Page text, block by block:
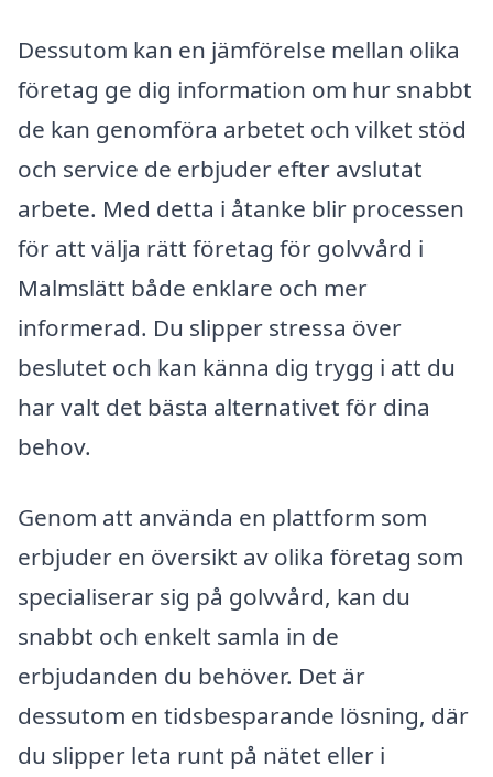
Dessutom kan en jämförelse mellan olika
företag ge dig information om hur snabbt
de kan genomföra arbetet och vilket stöd
och service de erbjuder efter avslutat
arbete. Med detta i åtanke blir processen
för att välja rätt företag för golvvård i
Malmslätt både enklare och mer
informerad. Du slipper stressa över
beslutet och kan känna dig trygg i att du
har valt det bästa alternativet för dina
behov.
Genom att använda en plattform som
erbjuder en översikt av olika företag som
specialiserar sig på golvvård, kan du
snabbt och enkelt samla in de
erbjudanden du behöver. Det är
dessutom en tidsbesparande lösning, där
du slipper leta runt på nätet eller i